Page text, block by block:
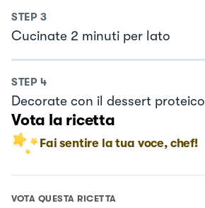
STEP 3
Cucinate 2 minuti per lato
STEP 4
Decorate con il dessert proteico
Vota la ricetta
Fai sentire la tua voce, chef!
VOTA QUESTA RICETTA